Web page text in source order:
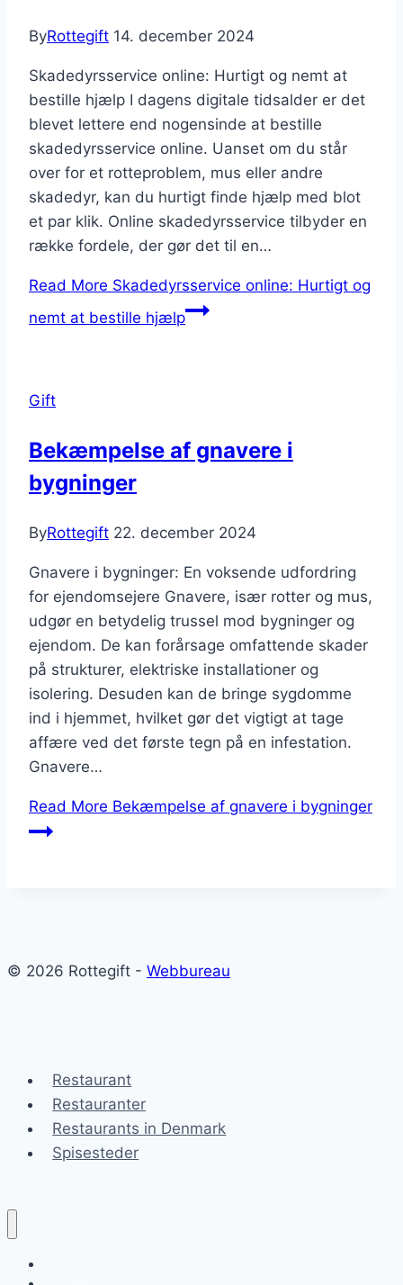
ByRottegift 14. december 2024
Skadedyrsservice online: Hurtigt og nemt at
bestille hjælp I dagens digitale tidsalder er det
blevet lettere end nogensinde at bestille
skadedyrsservice online. Uanset om du står
over for et rotteproblem, mus eller andre
skadedyr, kan du hurtigt finde hjælp med blot
et par klik. Online skadedyrsservice tilbyder en
række fordele, der gør det til en…
Read More Skadedyrsservice online: Hurtigt og
nemt at bestille hjælp
Gift
Bekæmpelse af gnavere i
bygninger
ByRottegift 22. december 2024
Gnavere i bygninger: En voksende udfordring
for ejendomsejere Gnavere, især rotter og mus,
udgør en betydelig trussel mod bygninger og
ejendom. De kan forårsage omfattende skader
på strukturer, elektriske installationer og
isolering. Desuden kan de bringe sygdomme
ind i hjemmet, hvilket gør det vigtigt at tage
affære ved det første tegn på en infestation.
Gnavere…
Read More Bekæmpelse af gnavere i bygninger
© 2026 Rottegift - Webbureau
Restaurant
Restauranter
Restaurants in Denmark
Spisesteder